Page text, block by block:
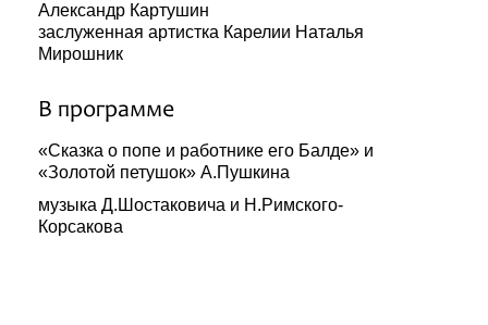
Александр Картушин
заслуженная артистка Карелии Наталья
Мирошник
В программе
«Сказка о попе и работнике его Балде» и
«Золотой петушок» А.Пушкина
музыка Д.Шостаковича и Н.Римского-
Корсакова